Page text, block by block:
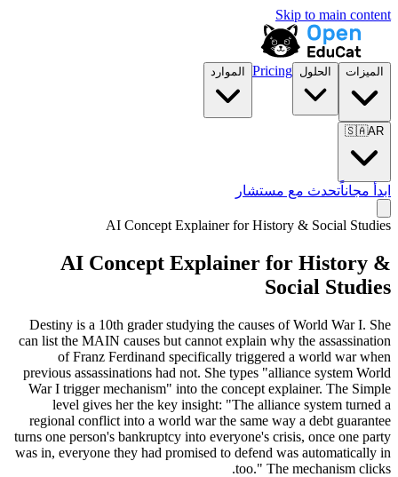
Skip to main content
الميزات الحلول Pricing الموارد
🇸🇦AR
ابدأ مجاناًتحدث مع مستشار
AI Concept Explainer forHistory & Social Studies
AI Concept Explainer for History &
Social Studies
Destiny is a 10th grader studying the causes of World War I. She
can list the MAIN causes but cannot explain why the assassination
of Franz Ferdinand specifically triggered a world war when
previous assassinations had not. She types "alliance system World
War I trigger mechanism" into the concept explainer. The Simple
level gives her the key insight: "The alliance system turned a
regional conflict into a world war the same way a debt guarantee
turns one person's bankruptcy into everyone's crisis, once one party
was in, everyone they had promised to defend was automatically in
too." The mechanism clicks.